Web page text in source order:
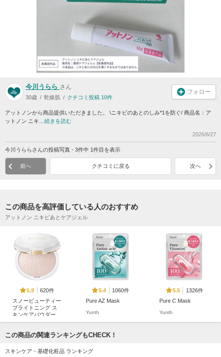
今川うらら さん
30歳 乾燥肌 クチコミ投稿 10件
フォロー
アットノンから商品提供いただきました。 \ニキビのあとのしみ*1を防ぐ/ 商品名：ア
ットノン ニキ… 続きを読む
2026/6/27
今川うららさんの投稿写真 - 3件中 1件目を表示
前へ クチコミに戻る 次へ
この商品を高評価している人のおすすめ
アットノン ニキビあとケアジェル
5.9
620件
スノービューティー
ブライトニング ス
キンケアパウダー
5.4
1060件
Pure AZ Mask
Yunth
5.5
1326件
Pure C Mask
Yunth
この商品の関連ランキングもCHECK！
スキンケア・基礎化粧品 ランキング